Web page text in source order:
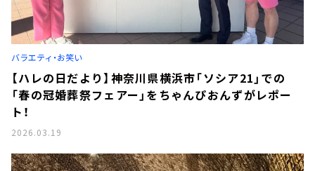
バラエティ・お笑い
【ハレの日だより】神奈川県横浜市「ソシア21」での
「春の冠婚葬祭フェアー」をちゃんぴおんずがレポー
ト！
2026.03.19